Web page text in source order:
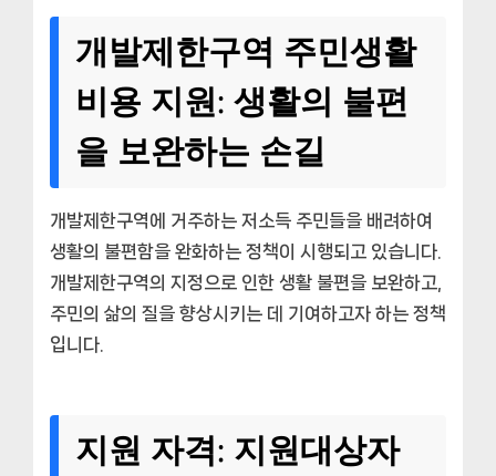
개발제한구역 주민생활
비용 지원: 생활의 불편
을 보완하는 손길
개발제한구역에 거주하는 저소득 주민들을 배려하여
생활의 불편함을 완화하는 정책이 시행되고 있습니다.
개발제한구역의 지정으로 인한 생활 불편을 보완하고,
주민의 삶의 질을 향상시키는 데 기여하고자 하는 정책
입니다.
지원 자격: 지원대상자